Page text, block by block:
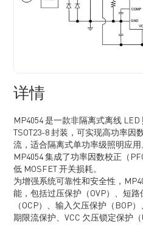
详情
MP4054 是一款非隔离式离线
TSOT23-8 封装，可实现高功率
流，适合隔离式单功率级照明应用
MP4054 集成了功率因数校正（
低 MOSFET 开关损耗。
为增强系统可靠性和安全性，
能，包括过压保护（OVP）、短
（OCP）、输入欠压保护（BOP
期限流保护、VCC 欠压锁定保护（